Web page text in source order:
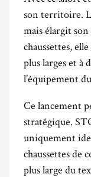
son territoire.
mais élargit
chaussettes,
plus larges et à
l’équipement
Ce lancement
stratégique.
uniquement
chaussettes de
plus large du